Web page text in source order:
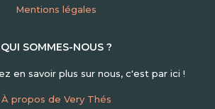
Mentions légales
QUI SOMMES-NOUS ?
en savoir plus sur nous, c'est par ici !
À propos de Very Thés